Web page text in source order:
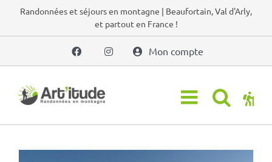
PasserRandonnées et séjours en montagne | Beaufortain, Val d'Arly,
et partout en France !
Mon compte